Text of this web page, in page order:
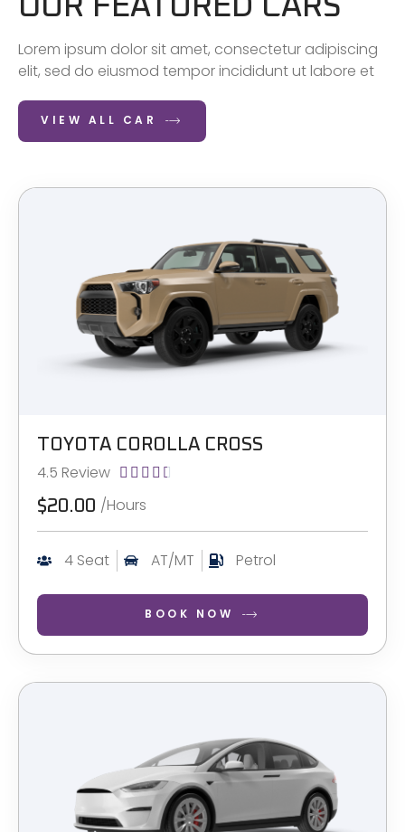
OUR FEATURED CARS
Lorem ipsum dolor sit amet, consectetur adipiscing
elit, sed do eiusmod tempor incididunt ut labore et
VIEW ALL CAR
TOYOTA COROLLA CROSS
4.5 Review     
$20.00 /Hours
4 Seat AT/MT Petrol
BOOK NOW